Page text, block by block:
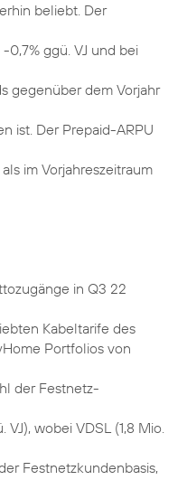
beliebt. Der
0,7% ggü. VJ und bei
gegenüber dem Vorjahr
ist. Der Prepaid-ARPU
im Vorjahreszeitraum
in Q3 22
Kabeltarife des
Portfolios von
der Festnetz-
wobei VDSL (1,8 Mio.
Festnetzkundenbasis,